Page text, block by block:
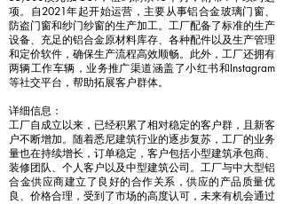
项。自2021年起开始运营，主要从事铝合金玻璃门窗、
防盗门窗和纱门纱窗的生产加工。工厂配备了标准的生产
设备、充足的铝合金原材料库存、各种配件以及生产管理
和定价软件，确保生产流程高效顺畅。此外，工厂还拥有
两辆工作车辆，业务推广渠道涵盖了小红书和Instagram
等社交平台，帮助拓展客户群体。
详细信息：
工厂自成立以来，已经积累了相对稳定的客户群，且新客
户不断增加。随着悉尼建筑行业的逐步复苏，工厂的业务
量也在持续增长，订单稳定，客户包括小型建筑承包商、
装修团队、个人客户以及中型建筑公司。工厂与中大型铝
合金供应商建立了良好的合作关系，供应的产品质量优
良、价格合理，受到了市场的高度认可，未来有机会通过